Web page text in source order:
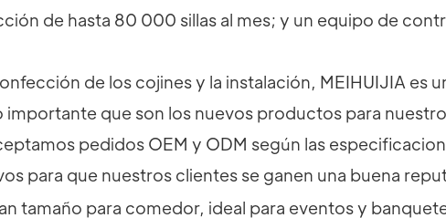
de hasta 80 000 sillas al mes; y un equipo de
de los cojines y la instalación, MEIHUIJIA es
que son los nuevos productos para
pedidos OEM y ODM según las
para que nuestros clientes se ganen una buena